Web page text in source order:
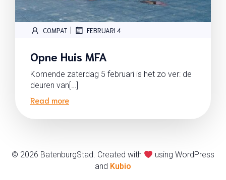
COMPAT | FEBRUARI 4
Opne Huis MFA
Komende zaterdag 5 februari is het zo ver: de
deuren van[…]
Read more
© 2026 BatenburgStad. Created with
using WordPress
and Kubio